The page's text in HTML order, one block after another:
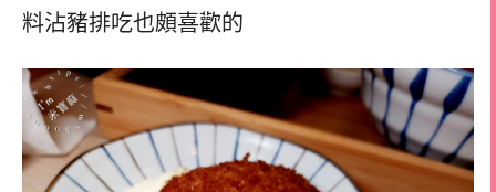
料沾豬排吃也頗喜歡的